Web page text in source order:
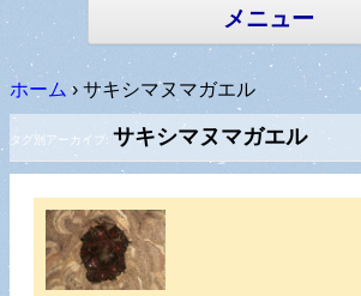
メニュー
ホーム › サキシマヌマガエル
タグ別アーカイブ: サキシマヌマガエル